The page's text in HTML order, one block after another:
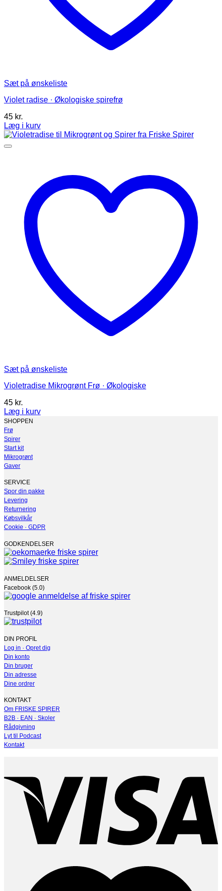
Sæt på ønskeliste
Violet radise · Økologiske spirefrø
45 kr.
Læg i kurv
Dette
vare
Mulighederne
varesiden
Sæt på ønskeliste
Violetradise Mikrogrønt Frø · Økologiske
45 kr.
Læg i kurv
Dette
vare
har
flere
varianter.
Mulighederne
vælges
på
varesiden
SHOPPEN
Frø
Spirer
Start kit
Mikrogrønt
Gaver
SERVICE
Spor din pakke
Levering
Returnering
Købsvilkår
Cookie · GDPR
GODKENDELSER
ANMELDELSER
Facebook (5.0)
Trustpilot (4.9)
DIN PROFIL
Log in · Opret dig
Din konto
Din bruger
Din adresse
Dine ordrer
KONTAKT
Om FRISKE SPIRER
B2B · EAN · Skoler
Rådgivning
Lyt til Podcast
Kontakt